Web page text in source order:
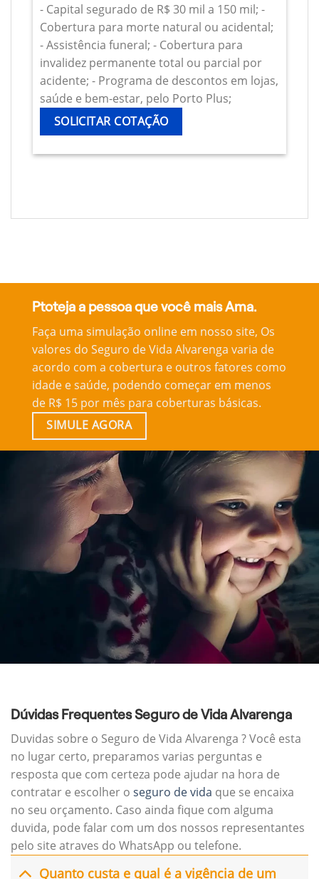
- Capital segurado de R$ 30 mil a 150 mil; -
Cobertura para morte natural ou acidental;
- Assistência funeral; - Cobertura para
invalidez permanente total ou parcial por
acidente; - Programa de descontos em lojas,
saúde e bem-estar, pelo Porto Plus;
SOLICITAR COTAÇÃO
Ptoteja a pessoa que você mais Ama.
Faça uma simulação online em nosso site, Os
valores do Seguro de Vida Alvarenga varia de
acordo com a cobertura e outros fatores como
idade e saúde, podendo começar em menos
de R$ 15 por mês para coberturas básicas.
SIMULE AGORA
Dúvidas Frequentes Seguro de Vida Alvarenga
Duvidas sobre o Seguro de Vida Alvarenga ? Você esta
no lugar certo, preparamos varias perguntas e
resposta que com certeza pode ajudar na hora de
contratar e escolher o seguro de vida que se encaixa
no seu orçamento. Caso ainda fique com alguma
duvida, pode falar com um dos nossos representantes
pelo site atraves do WhatsApp ou telefone.
Quanto custa e qual é a vigência de um